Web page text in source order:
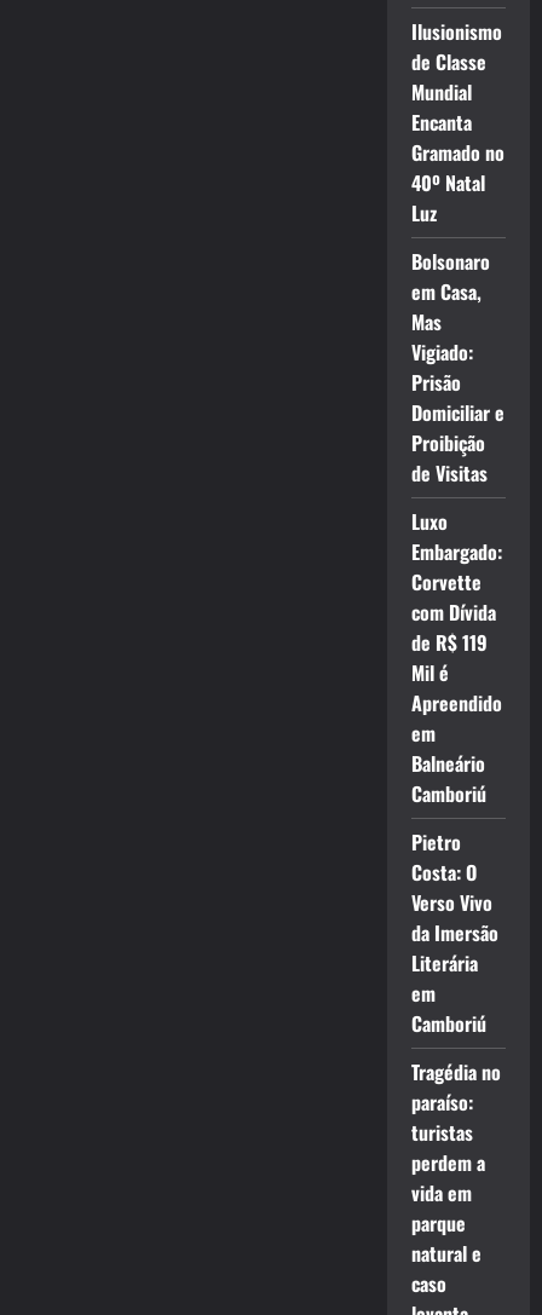
Ilusionismo
de Classe
Mundial
Encanta
Gramado no
40º Natal
Luz
Bolsonaro
em Casa,
Mas
Vigiado:
Prisão
Domiciliar e
Proibição
de Visitas
Luxo
Embargado:
Corvette
com Dívida
de R$ 119
Mil é
Apreendido
em
Balneário
Camboriú
Pietro
Costa: O
Verso Vivo
da Imersão
Literária
em
Camboriú
Tragédia no
paraíso:
turistas
perdem a
vida em
parque
natural e
caso